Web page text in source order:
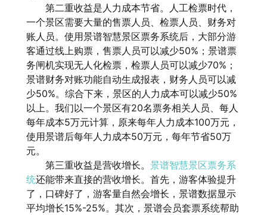
第二重收益是人力成本节省。人工检票时代，
一个景区需要大量的售票人员、检票人员、财务对
账人员。使用景谱智慧景区票务系统后，大部分游
客通过线上购票，售票人员可以减少50%；景谱票
务闸机实现无人化检票，检票人员可以减少70%；
景谱财务对账功能自动生成报表，财务人员可以减
少50%。综合下来，景区的人力成本可以减少50%
以上。我们以一个景区有20名票务相关人员、每人
每年成本5万元计算，原来每年人力成本100万元，
使用景谱后每年人力成本50万元，每年节省50万
元。
第三重收益是营收增长。 景谱智慧景区票务系
统还能带来直接的营收增长。首先，游客体验提升
了，口碑好了，游客量自然会增长，景谱数据显示
平均增长15%-25%。其次，景谱会员套票系统帮助